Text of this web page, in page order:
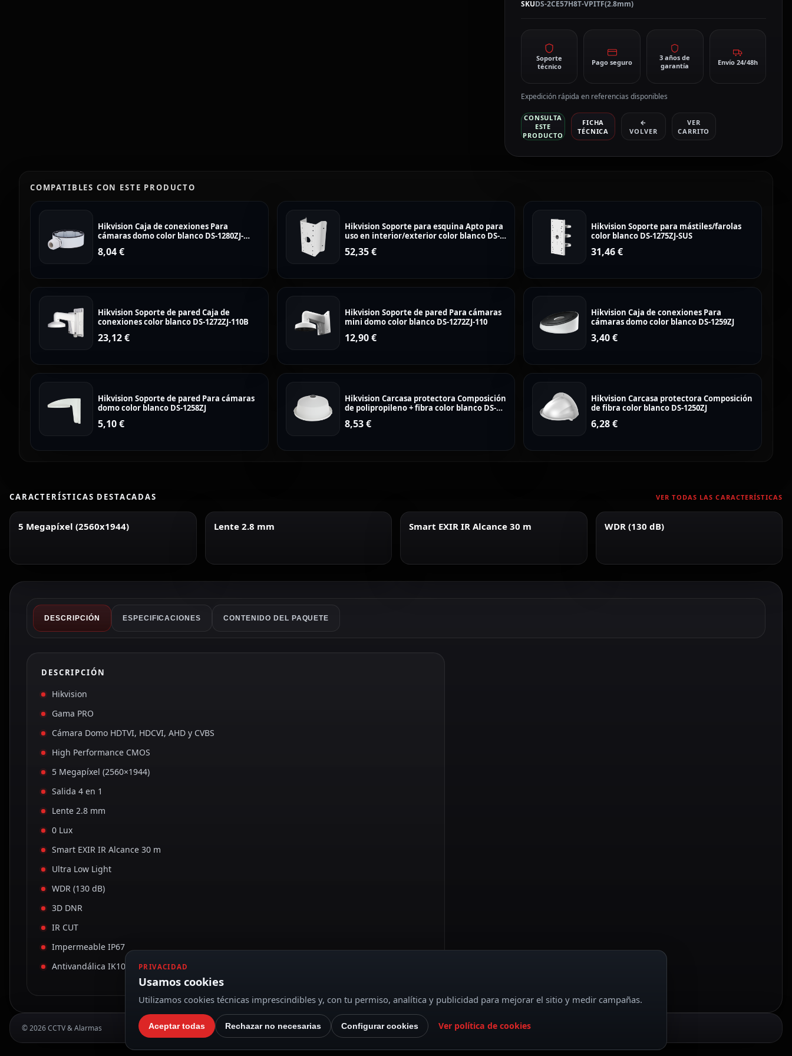
SKUDS-2CE57H8T-VPITF(2.8mm)
Soporte
técnico
Pago seguro
3 años de
garantía
Envío 24/48h
Expedición rápida en referencias disponibles
CONSULTA
ESTE
PRODUCTO
FICHA
TÉCNICA
←
VOLVER
VER
CARRITO
COMPATIBLES CON ESTE PRODUCTO
Hikvision Caja de conexiones Para
cámaras domo color blanco DS-1280ZJ-
8,04€
Hikvision Soporte para esquina Apto para
uso en interior/exterior color blanco DS-
52,35€
Hikvision Soporte para mástiles/farolas
color blanco DS-1275ZJ-SUS
31,46€
Hikvision Soporte de pared Caja de
conexiones color blanco DS-1272ZJ-110B
23,12€
Hikvision Soporte de pared Para cámaras
mini domo color blanco DS-1272ZJ-110
12,90€
Hikvision Caja de conexiones Para
cámaras domo color blanco DS-1259ZJ
3,40€
Hikvision Soporte de pared Para cámaras
domo color blanco DS-1258ZJ
5,10€
Hikvision Carcasa protectora Composición
de polipropileno + fibra color blanco DS-
8,53€
Hikvision Carcasa protectora Composición
de fibra color blanco DS-1250ZJ
6,28€
CARACTERÍSTICAS DESTACADAS VER TODAS LAS CARACTERÍSTICAS
5 Megapíxel (2560x1944) Lente 2.8 mm Smart EXIR IR Alcance 30 m WDR (130 dB)
DESCRIPCIÓN ESPECIFICACIONES CONTENIDO DEL PAQUETE
DESCRIPCIÓN
Hikvision
Gama PRO
Cámara Domo HDTVI, HDCVI, AHD y CVBS
High Performance CMOS
5 Megapíxel (2560×1944)
Salida 4 en 1
Lente 2.8 mm
0 Lux
Smart EXIR IR Alcance 30 m
Ultra Low Light
WDR (130 dB)
3D DNR
IR CUT
Impermeable IP67
Antivandálica IK10
© 2026 CCTV & Alarmas
PRIVACIDAD
Usamos cookies
Utilizamos cookies técnicas imprescindibles y, con tu permiso, analítica y publicidad para mejorar el sitio y medir campañas.
Aceptar todas Rechazar no necesarias Configurar cookies Ver política de cookies